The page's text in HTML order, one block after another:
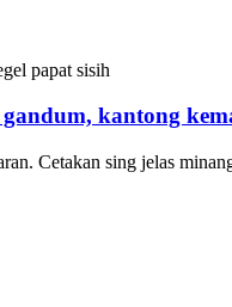
kantong
Cetakan sing jelas